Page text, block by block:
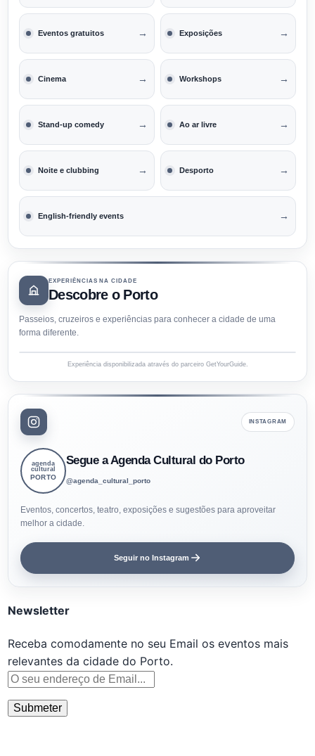
Eventos gratuitos → Exposições →
Cinema → Workshops →
Stand-up comedy → Ao ar livre →
Noite e clubbing → Desporto →
English-friendly events →
EXPERIÊNCIAS NA CIDADE
Descobre o Porto
Passeios, cruzeiros e experiências para conhecer a cidade de uma
forma diferente.
Experiência disponibilizada através do parceiro GetYourGuide.
INSTAGRAM
agenda
cultural
PORTO
Segue a Agenda Cultural do Porto
@agenda_cultural_porto
Eventos, concertos, teatro, exposições e sugestões para aproveitar
melhor a cidade.
Seguir no Instagram
Newsletter
Receba comodamente no seu Email os eventos mais
relevantes da cidade do Porto.